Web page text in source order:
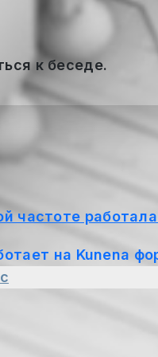
к беседе.
частоте
на Kunena